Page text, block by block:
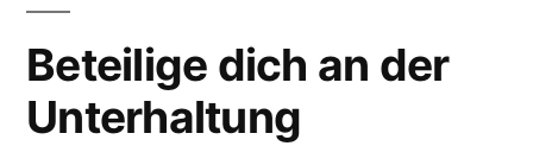
Beteilige dich an der
Unterhaltung